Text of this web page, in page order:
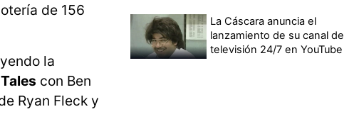
de 156
la
con Ben
Ryan Fleck y
La Cáscara anuncia el
lanzamiento de su canal de
televisión 24/7 en YouTube